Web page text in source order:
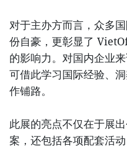
对于主办方而言，众多
份自豪，更彰显了
的影响力。对国内企业
可借此学习国际经验、
作铺路。
此展的亮点不仅在于展
案，还包括各项配套活